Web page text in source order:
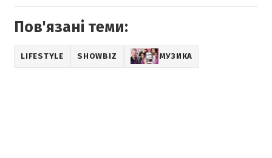
Пов'язані теми:
LIFESTYLE SHOWBIZ МУЗИКА